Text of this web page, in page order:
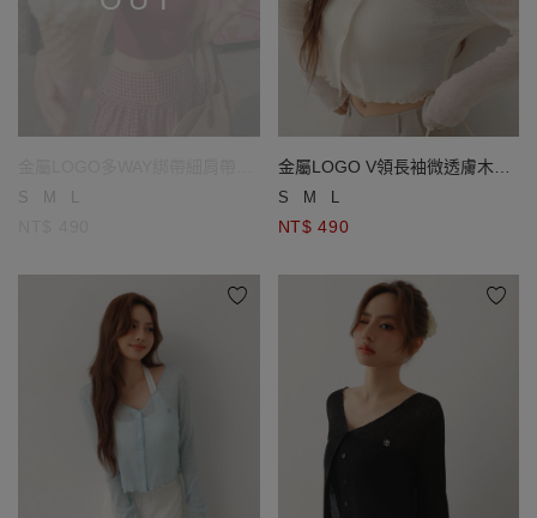
紋短版BRA背心
S M L
金屬LOGO V領長袖微透膚木耳
邊短版開襟針織衫
S M L
NT$ 490